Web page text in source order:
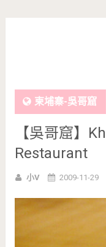
柬埔寨-吳哥窟
【吳哥窟】
Restaurant
小V 2009-11-29